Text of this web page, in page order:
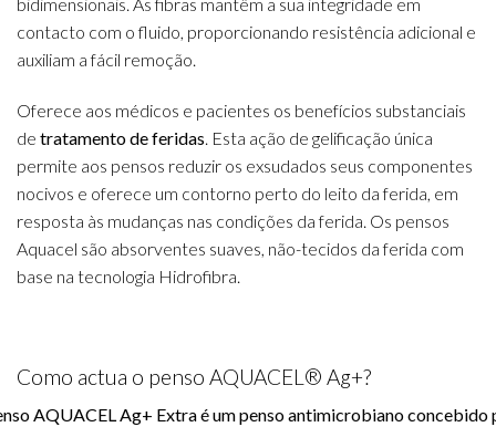
contacto com o fluido, proporcionando resistência adicional e
auxiliam a fácil remoção.
Oferece aos médicos e pacientes os benefícios substanciais
de tratamento deferidas. Esta ação de gelificação única
permite aos pensos reduzir os exsudados seus componentes
nocivos e oferece um contorno perto do leito da ferida, em
resposta às mudanças nas condições da ferida. Os pensos
Aquacel são absorventes suaves, não-tecidos da ferida com
base na tecnologia Hidrofibra.
Como actua o penso AQUACEL® Ag+?
AQUACEL Ag+ Extra é um penso antimicrobiano concebido